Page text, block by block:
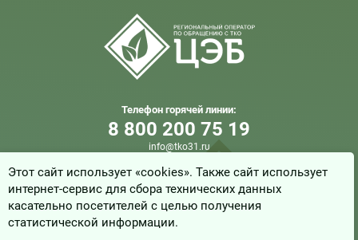
Телефон горячей линии:
8 800 200 75 19
info@tko31.ru
© 2025, ООО «Центр Экологической Безопасности»
Белгородской области
Этот сайт использует «cookies». Также сайт использует
интернет-сервис для сбора технических данных
касательно посетителей с целью получения
статистической информации.